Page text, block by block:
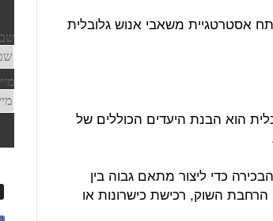
אסטרטגיית משאבי אנוש גלובלית
הוא הבנת היעדים הכוללים של
כדי ליצור מתאם גבוה בין
הרחבת השוק, רכישת כישרונות או